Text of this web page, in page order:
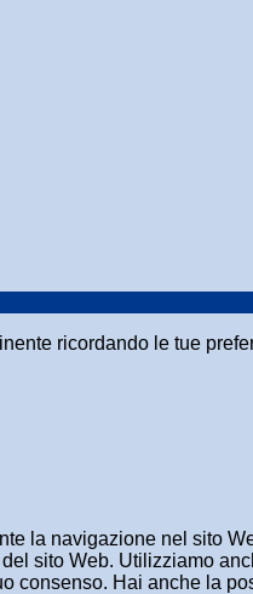
ricordando le tue
la navigazione nel sito
sito Web. Utilizziamo
consenso. Hai anche la